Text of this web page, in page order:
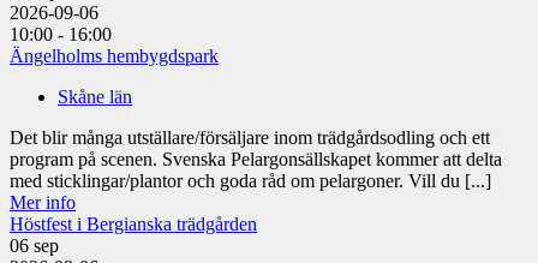
2026-09-06
10:00 - 16:00
Ängelholms hembygdspark
Skåne län
Det blir många utställare/försäljare inom trädgårdsodling och ett
program på scenen. Svenska Pelargonsällskapet kommer att delta
med sticklingar/plantor och goda råd om pelargoner. Vill du [...]
Mer info
Höstfest i Bergianska trädgården
06 sep